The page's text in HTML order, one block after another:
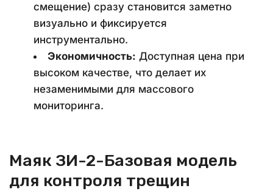
смещение) сразу становится заметно
визуально и фиксируется
инструментально.
Экономичность: Доступная цена при
высоком качестве, что делает их
незаменимыми для массового
мониторинга.
Маяк ЗИ-2-Базовая модель
для контроля трещин